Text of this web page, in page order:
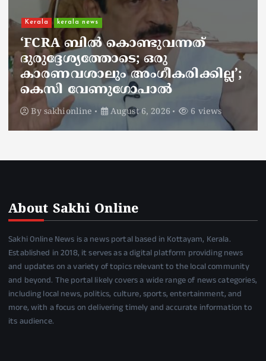
kerala news
ചാലിശേരിയില്‍ സര്‍ക്കാര്‍
ജനകീയ ആരോഗ്യകേന്ദ്രത്തില്‍
നഴ്സിന് അണലിയുടെ കടിയേറ്റു;
അണലിയുടെ കടിയേറ്റത്
ഡ്യൂട്ടിക്കിടെ
By sakhionline August 6, 2026 5 views
About Sakhi Online
Sakhi Online News is a news portal based in Kottayam, Kerala.
Established in 2018, it serves as a digital platform providing news
and updates on a variety of topics relevant to the local community
and beyond. The portal likely covers a wide range of news categories,
including local news, politics, culture, sports, entertainment, and
more, with a focus on delivering timely and accurate information to
its audience.